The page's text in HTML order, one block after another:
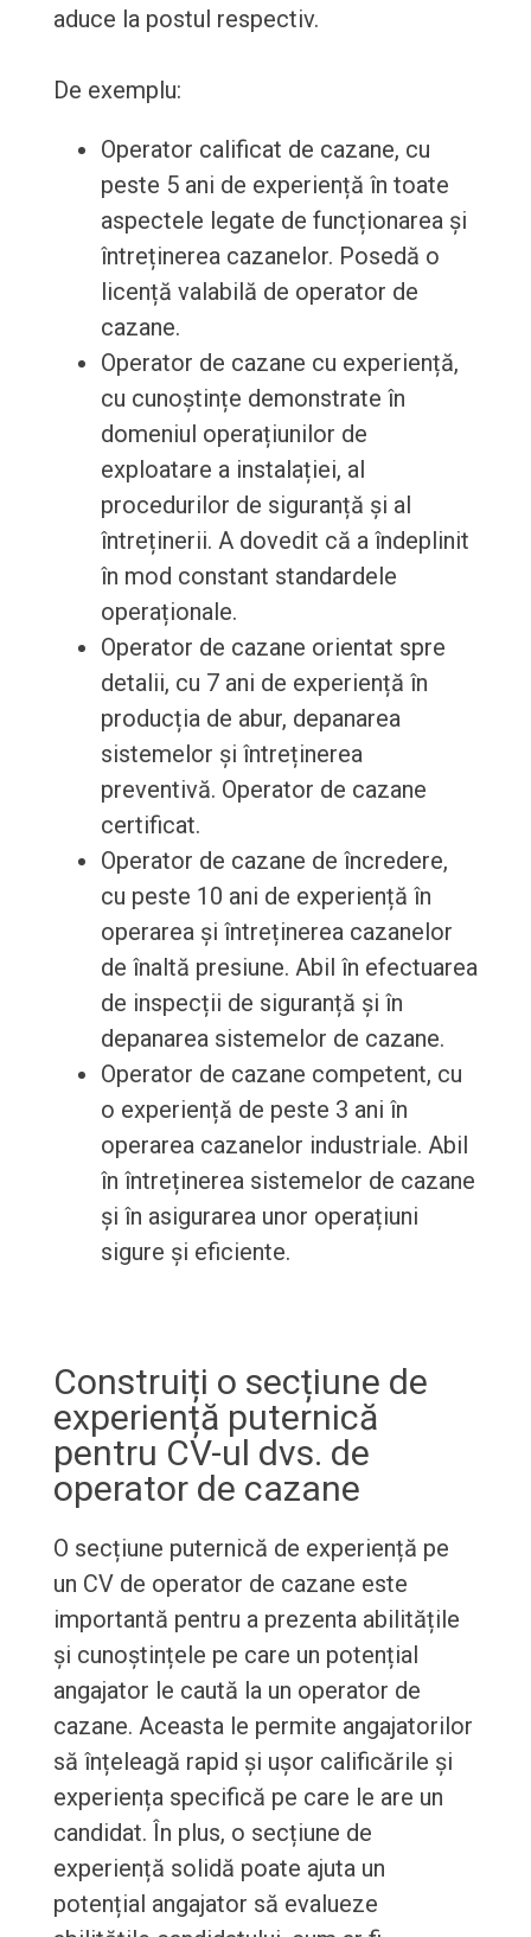
aduce la postul respectiv.
De exemplu:
Operator calificat de cazane, cu
peste 5 ani de experiență în toate
aspectele legate de funcționarea și
întreținerea cazanelor. Posedă o
licență valabilă de operator de
cazane.
Operator de cazane cu experiență,
cu cunoștințe demonstrate în
domeniul operațiunilor de
exploatare a instalației, al
procedurilor de siguranță și al
întreținerii. A dovedit că a îndeplinit
în mod constant standardele
operaționale.
Operator de cazane orientat spre
detalii, cu 7 ani de experiență în
producția de abur, depanarea
sistemelor și întreținerea
preventivă. Operator de cazane
certificat.
Operator de cazane de încredere,
cu peste 10 ani de experiență în
operarea și întreținerea cazanelor
de înaltă presiune. Abil în efectuarea
de inspecții de siguranță și în
depanarea sistemelor de cazane.
Operator de cazane competent, cu
o experiență de peste 3 ani în
operarea cazanelor industriale. Abil
în întreținerea sistemelor de cazane
și în asigurarea unor operațiuni
sigure și eficiente.
Construiți o secțiune de
experiență puternică
pentru CV-ul dvs. de
operator de cazane
O secțiune puternică de experiență pe
un CV de operator de cazane este
importantă pentru a prezenta abilitățile
și cunoștințele pe care un potențial
angajator le caută la un operator de
cazane. Aceasta le permite angajatorilor
să înțeleagă rapid și ușor calificările și
experiența specifică pe care le are un
candidat. În plus, o secțiune de
experiență solidă poate ajuta un
potențial angajator să evalueze